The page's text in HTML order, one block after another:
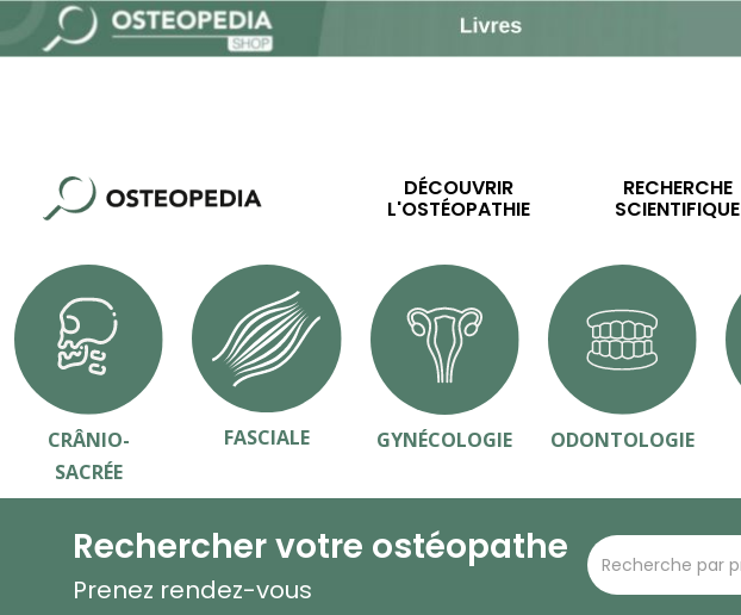
DÉCOUVRIR
L'OSTÉOPATHIE
RECHERCHE
SCIENTIFIQUE
CRÂNIO-
SACRÉE
FASCIALE GYNÉCOLOGIE ODONTOLOGIE
Rechercher votre ostéopathe
Prenez rendez-vous